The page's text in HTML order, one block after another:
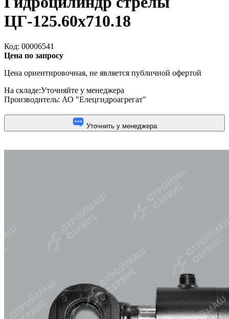
ЦГ-125.60х710.18
Код: 00006541
Цена по запросу
Цена ориентировочная, не является публичной офертой
На складе:Уточняйте у менеджера
Производитель: АО "Елецгидроагрегат"
Уточнить у менеджера